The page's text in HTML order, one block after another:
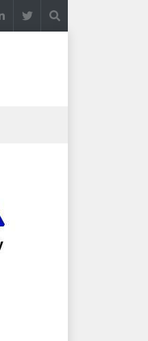
DRAGAN OSTOJIĆ: Moj karakter je